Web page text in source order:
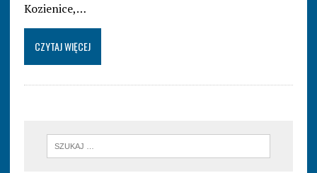
Kozienice,…
CZYTAJ WIĘCEJ